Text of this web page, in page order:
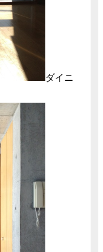
ダイニ